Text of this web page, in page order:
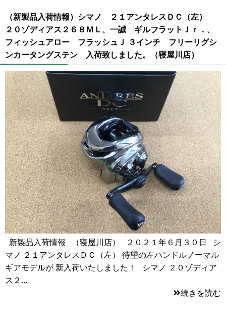
（新製品入荷情報）シマノ ２１アンタレスＤＣ（左）
２０ゾディアス２６８ＭＬ、一誠 ギルフラットＪｒ．、
フィッシュアロー フラッシュＪ ３インチ フリーリグシ
ンカータングステン 入荷致しました。（寝屋川店）
新製品入荷情報 （寝屋川店） ２０２１年６月３０日 シ
マノ ２１アンタレスＤＣ（左） 待望の左ハンドルノーマル
ギアモデルが 新入荷いたしました！ シマノ ２０ゾディア
ス２…
続きを読む